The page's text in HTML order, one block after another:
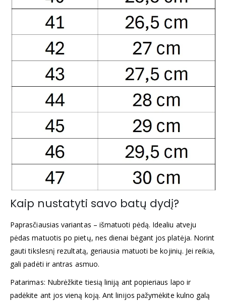
Kaip nustatyti savo batų dydį?
Paprasčiausias variantas – išmatuoti pėdą. Idealiu atveju
pėdas matuotis po pietų, nes dienai bėgant jos platėja. Norint
gauti tikslesnį rezultatą, geriausia matuoti be kojinių. Jei reikia,
gali padėti ir antras asmuo.
Patarimas: Nubrėžkite tiesią liniją ant popieriaus lapo ir
padėkite ant jos vieną koją. Ant linijos pažymėkite kulno galą